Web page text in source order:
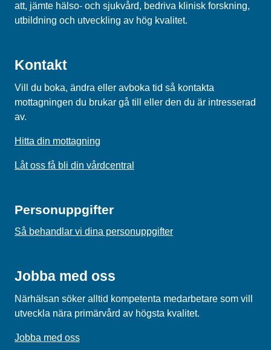
att, jämte hälso- och sjukvård, bedriva klinisk forskning,
utbildning och utveckling av hög kvalitet.
Kontakt
Vill du boka, ändra eller avboka tid så kontakta
mottagningen du brukar gå till eller den du är intresserad
av.
Hitta din mottagning
Låt oss få bli din vårdcentral
Personuppgifter
Så behandlar vi dina personuppgifter
Jobba med oss
Närhälsan söker alltid kompetenta medarbetare som vill
utveckla nära primärvård av högsta kvalitet.
Jobba med oss